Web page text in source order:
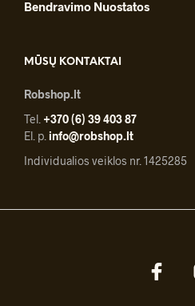
Bendravimo Nuostatos
MŪSŲ KONTAKTAI
Robshop.lt
Tel. +370 (6) 39 403 87
El. p. info@robshop.lt
Individualios veiklos nr. 1425285